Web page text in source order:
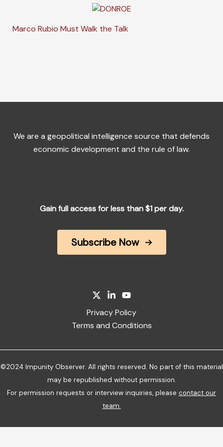
Marco Rubio Must Walk the Talk
We are a geopolitical intelligence source that defends
economic development and the rule of law.
Gain full access for less than $1 per day.
Subscribe Now
Privacy Policy
Terms and Conditions
©2024 Impunity Observer. All rights reserved. No part of this material
may be republished without permission.
For permission requests or interview inquiries, please contact our
team.